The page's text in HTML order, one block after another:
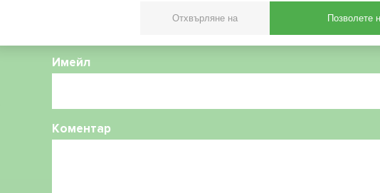
Имейл
Коментар
Отхвърляне на Позволете